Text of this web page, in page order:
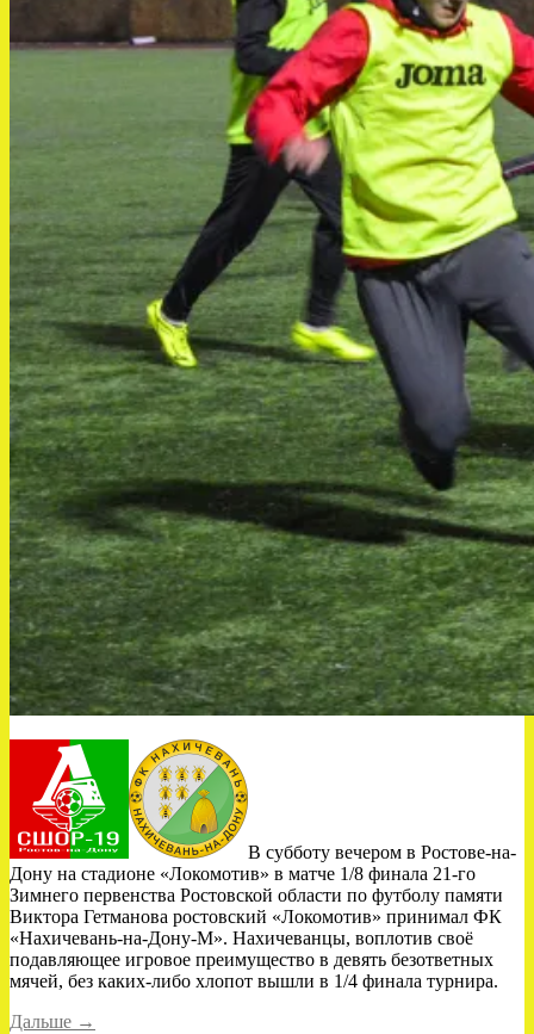
В субботу вечером в Ростове-на-
Дону на стадионе «Локомотив» в матче 1/8 финала 21-го
Зимнего первенства Ростовской области по футболу памяти
Виктора Гетманова ростовский «Локомотив» принимал ФК
«Нахичевань-на-Дону-М». Нахичеванцы, воплотив своё
подавляющее игровое преимущество в девять безответных
мячей, без каких-либо хлопот вышли в 1/4 финала турнира.
Дальше «Разгром
→